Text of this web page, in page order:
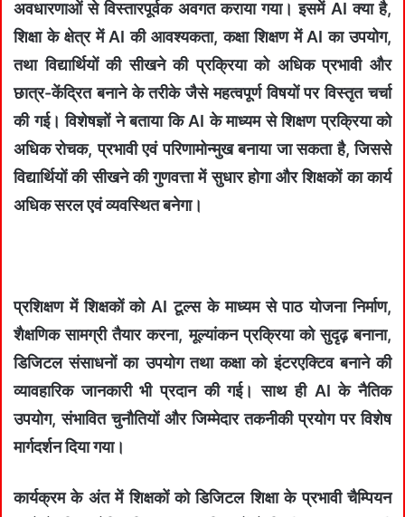
अवधारणाओं से विस्तारपूर्वक अवगत कराया गया। इसमें AI क्या है,
शिक्षा के क्षेत्र में AI की आवश्यकता, कक्षा शिक्षण में AI का उपयोग,
तथा विद्यार्थियों की सीखने की प्रक्रिया को अधिक प्रभावी और
छात्र-केंद्रित बनाने के तरीके जैसे महत्वपूर्ण विषयों पर विस्तृत चर्चा
की गई। विशेषज्ञों ने बताया कि AI के माध्यम से शिक्षण प्रक्रिया को
अधिक रोचक, प्रभावी एवं परिणामोन्मुख बनाया जा सकता है, जिससे
विद्यार्थियों की सीखने की गुणवत्ता में सुधार होगा और शिक्षकों का कार्य
अधिक सरल एवं व्यवस्थित बनेगा।
प्रशिक्षण में शिक्षकों को AI टूल्स के माध्यम से पाठ योजना निर्माण,
शैक्षणिक सामग्री तैयार करना, मूल्यांकन प्रक्रिया को सुदृढ़ बनाना,
डिजिटल संसाधनों का उपयोग तथा कक्षा को इंटरएक्टिव बनाने की
व्यावहारिक जानकारी भी प्रदान की गई। साथ ही AI के नैतिक
उपयोग, संभावित चुनौतियों और जिम्मेदार तकनीकी प्रयोग पर विशेष
मार्गदर्शन दिया गया।
कार्यक्रम के अंत में शिक्षकों को डिजिटल शिक्षा के प्रभावी चैम्पियन